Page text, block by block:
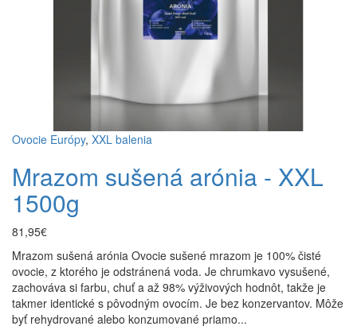
Ovocie Európy, XXL balenia
Mrazom sušená arónia - XXL
1500g
81,95€
Mrazom sušená arónia Ovocie sušené mrazom je 100% čisté
ovocie, z ktorého je odstránená voda. Je chrumkavo vysušené,
zachováva si farbu, chuť a až 98% výživových hodnôt, takže je
takmer identické s pôvodným ovocím. Je bez konzervantov. Môže
byť rehydrované alebo konzumované priamo...